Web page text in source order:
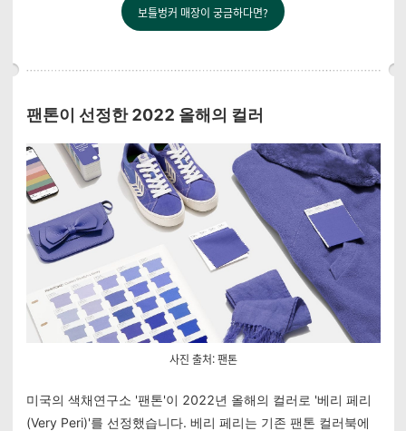
보틀벙커 매장이 궁금하다면?
팬톤이 선정한 2022 올해의 컬러
사진 출처: 팬톤
미국의 색채연구소 '팬톤'이 2022년 올해의 컬러로 '베리 페리
(Very Peri)'를 선정했습니다. 베리 페리는 기존 팬톤 컬러북에